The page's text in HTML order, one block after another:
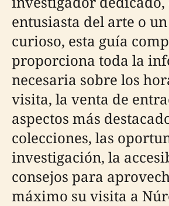
entusiasta del arte o
curioso, esta guía
proporciona toda la
necesaria sobre los
visita, la venta de
aspectos más
colecciones, las
investigación, la
consejos para
máximo su visita a